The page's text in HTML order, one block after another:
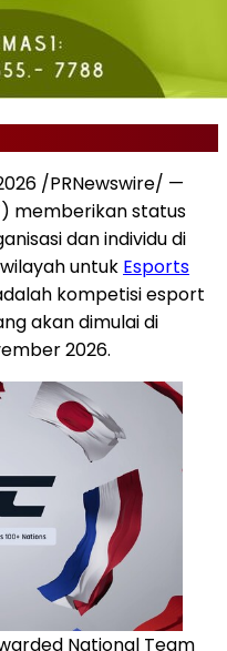
/PRNewswire/ —
memberikan status
dan individu di
untuk Esports
kompetisi esport
akan dimulai di
2026.
National Team